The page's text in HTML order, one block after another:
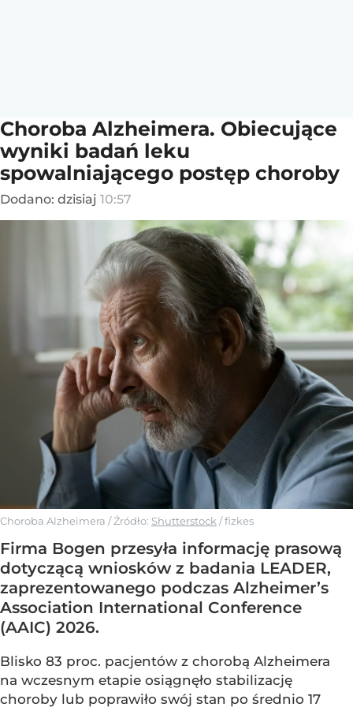
Choroba Alzheimera. Obiecujące
wyniki badań leku
spowalniającego postęp choroby
Dodano: dzisiaj 10:57
Choroba Alzheimera / Źródło: Shutterstock /fizkes
Firma Bogen przesyła informację prasową
dotyczącą wniosków z badania LEADER,
zaprezentowanego podczas Alzheimer’s
Association International Conference
(AAIC) 2026.
Blisko 83 proc. pacjentów z chorobą Alzheimera
na wczesnym etapie osiągnęło stabilizację
choroby lub poprawiło swój stan po średnio 17